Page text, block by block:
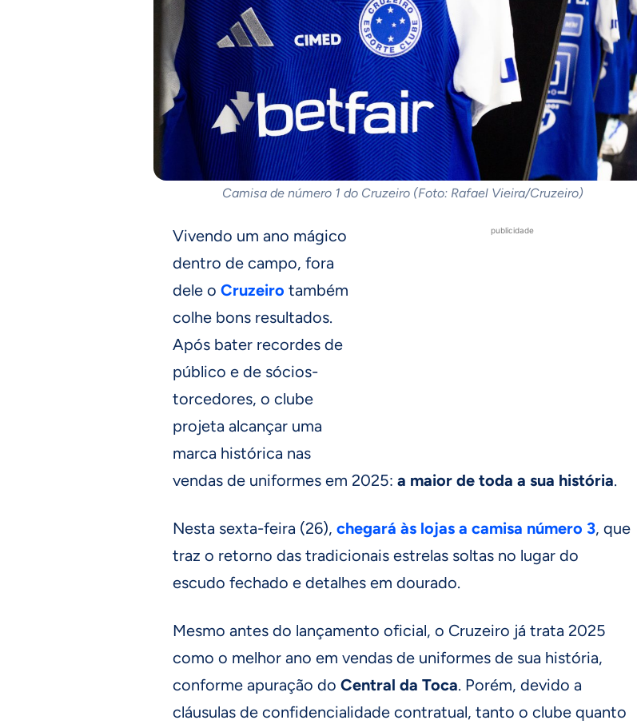
Camisa de número 1 do Cruzeiro (Foto: Rafael Vieira/Cruzeiro)
publicidade
Vivendo um ano mágico
dentro de campo, fora
dele o Cruzeiro também
colhe bons resultados.
Após bater recordes de
público e de sócios-
torcedores, o clube
projeta alcançar uma
marca histórica nas
vendas de uniformes em 2025: a maior de toda a sua história.
Nesta sexta-feira (26), chegará às lojas a camisa número 3, que
traz o retorno das tradicionais estrelas soltas no lugar do
escudo fechado e detalhes em dourado.
Mesmo antes do lançamento oficial, o Cruzeiro já trata 2025
como o melhor ano em vendas de uniformes de sua história,
conforme apuração do Central da Toca. Porém, devido a
cláusulas de confidencialidade contratual, tanto o clube quanto